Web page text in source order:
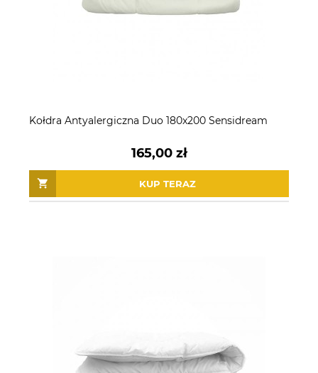
Kołdra Antyalergiczna Duo 180x200 Sensidream
165,00 zł
KUP TERAZ